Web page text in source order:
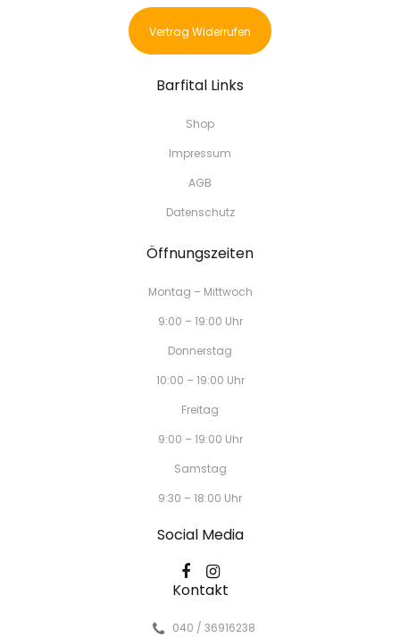
Vertrag Widerrufen
Barfital Links
Shop
Impressum
AGB
Datenschutz
Öffnungszeiten
Montag – Mittwoch
9:00 – 19:00 Uhr
Donnerstag
10:00 – 19:00 Uhr
Freitag
9:00 – 19:00 Uhr
Samstag
9:30 – 18:00 Uhr
Social Media
Kontakt
040 / 36916238